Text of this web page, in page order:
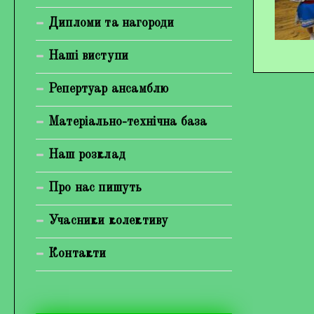
Богуненко Денис Олександрович
Гірієнко Ірина Михайлівна
Відеогалерея
Фотогалерея
Дипломи та нагороди
Наші виступи
Репертуар ансамблю
Матеріально-технічна база
Наш розклад
Про нас пишуть
Учасники колективу
Контакти